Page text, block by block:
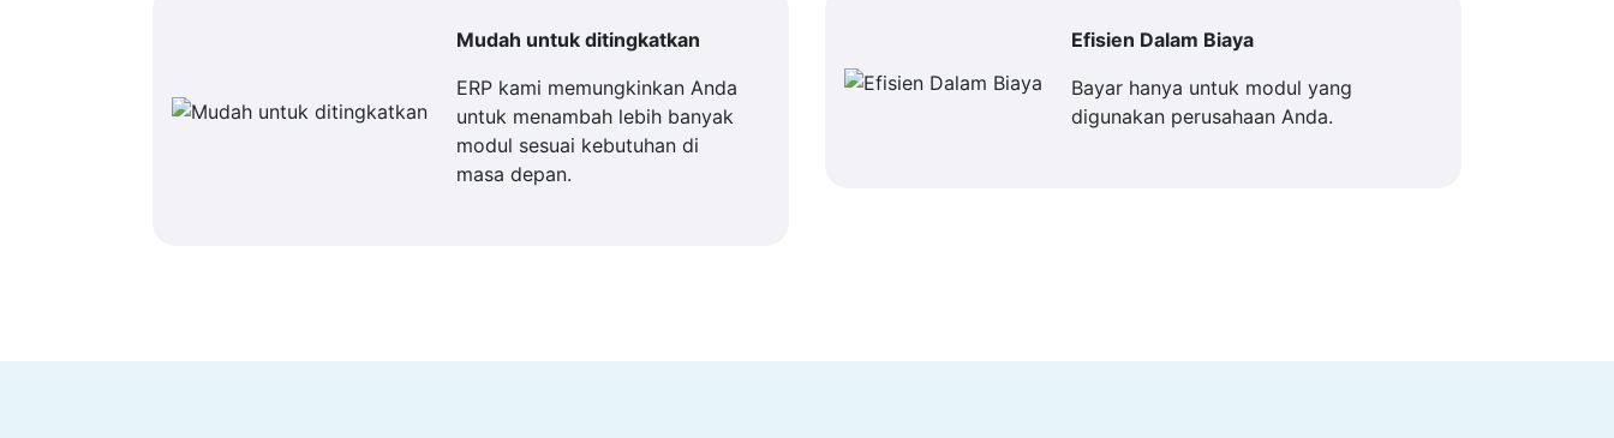
Mudah untuk ditingkatkan
ERP kami memungkinkan Anda
untuk menambah lebih banyak
modul sesuai kebutuhan di
masa depan.
Efisien Dalam Biaya
Bayar hanya untuk modul yang
digunakan perusahaan Anda.